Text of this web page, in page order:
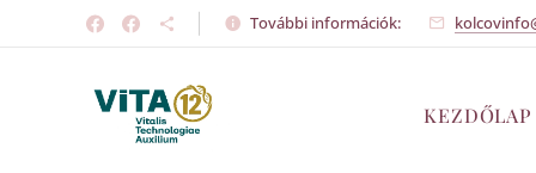
További információk:
KEZDŐLAP